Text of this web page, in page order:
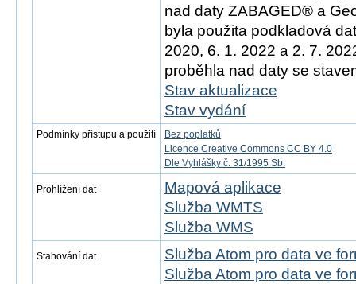
nad daty ZABAGED® a
byla použita podkladová
2020, 6. 1. 2022 a 2. 7.
proběhla nad daty se
Stav aktualizace
Stav vydání
Podmínky přístupu a použití
Bez poplatků
Licence Creative Commons CC BY 4.0
Dle Vyhlášky č. 31/1995 Sb.
Prohlížení dat
Mapová aplikace
Služba WMTS
Služba WMS
Stahování dat
Služba Atom pro data ve
Služba Atom pro data ve